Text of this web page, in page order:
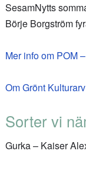
SesamNytts
Börje Borgström
Mer info om POM
Om Grönt Kulturarv
Sorter vi
Gurka – Kaiser